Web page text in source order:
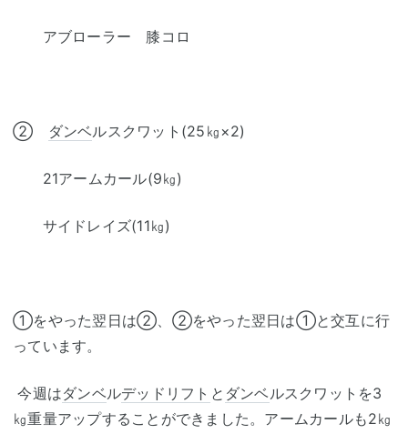
アブローラー 膝コロ
② ダンベルスクワット(25㎏×2)
21アームカール(9㎏)
サイドレイズ(11㎏)
①をやった翌日は②、②をやった翌日は①と交互に行
っています。
今週はダンベルデッドリフト と ダンベ ルスクワットを3
㎏重量アップすることができました。アームカールも2㎏